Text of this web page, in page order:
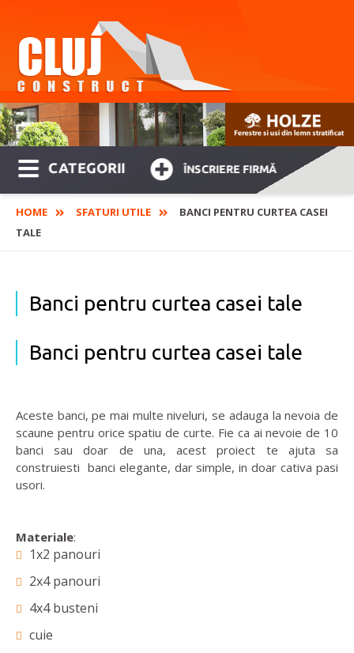
CATEGORII ÎNSCRIERE FIRMĂ
HOME SFATURI UTILE
BANCI PENTRU CURTEA CASEI
TALE
Banci pentru curtea casei tale
Banci pentru curtea casei tale
Aceste banci, pe mai multe niveluri, se adauga la nevoia de
scaune pentru orice spatiu de curte. Fie ca ai nevoie de 10
banci sau doar de una, acest proiect te ajuta sa
construiesti banci elegante, dar simple, in doar cativa pasi
usori.
Materiale:
1x2 panouri
2x4 panouri
4x4 busteni
cuie